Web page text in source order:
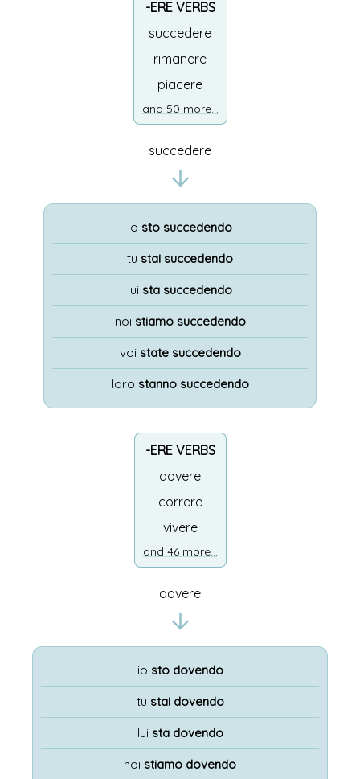
-ERE VERBS
succedere
rimanere
piacere
and 50 more...
succedere
io sto succedendo
tu stai succedendo
lui sta succedendo
noi stiamo succedendo
voi state succedendo
loro stanno succedendo
-ERE VERBS
dovere
correre
vivere
and 46 more...
dovere
io sto dovendo
tu stai dovendo
lui sta dovendo
noi stiamo dovendo